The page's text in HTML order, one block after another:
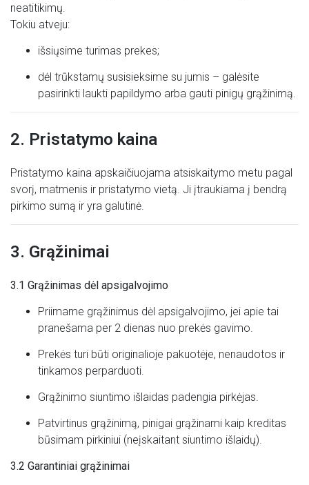
neatitikimų.
Tokiu atveju:
išsiųsime turimas prekes;
dėl trūkstamų susisieksime su jumis – galėsite
pasirinkti laukti papildymo arba gauti pinigų grąžinimą.
2. Pristatymo kaina
Pristatymo kaina apskaičiuojama atsiskaitymo metu pagal
svorį, matmenis ir pristatymo vietą. Ji įtraukiama į bendrą
pirkimo sumą ir yra galutinė.
3. Grąžinimai
3.1 Grąžinimas dėl apsigalvojimo
Priimame grąžinimus dėl apsigalvojimo, jei apie tai
pranešama per 2 dienas nuo prekės gavimo.
Prekės turi būti originalioje pakuotėje, nenaudotos ir
tinkamos perparduoti.
Grąžinimo siuntimo išlaidas padengia pirkėjas.
Patvirtinus grąžinimą, pinigai grąžinami kaip kreditas
būsimam pirkiniui (neįskaitant siuntimo išlaidų).
3.2 Garantiniai grąžinimai